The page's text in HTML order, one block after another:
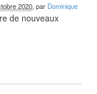
2020, par Dominique
de nouveaux